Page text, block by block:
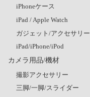
iPhoneケース
iPad / Apple Watch
ガジェット/アクセサリー
iPad/iPhone/iPod
カメラ用品/機材
撮影アクセサリー
三脚/一脚/スライダー